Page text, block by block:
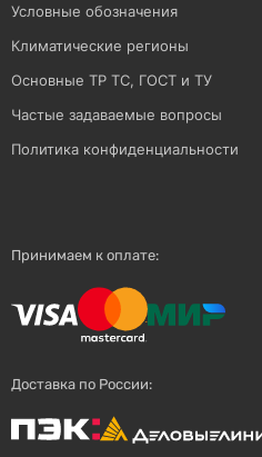
Условные обозначения
Климатические регионы
Основные ТР ТС, ГОСТ и ТУ
Частые задаваемые вопросы
Политика конфиденциальности
Принимаем к оплате:
Доставка по России: